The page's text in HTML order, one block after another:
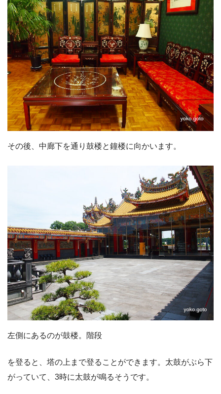
その後、中廊下を通り鼓楼と鐘楼に向かいます。
左側にあるのが鼓楼。階段
を登ると、塔の上まで登ることができます。太鼓がぶら下
がっていて、3時に太鼓が鳴るそうです。